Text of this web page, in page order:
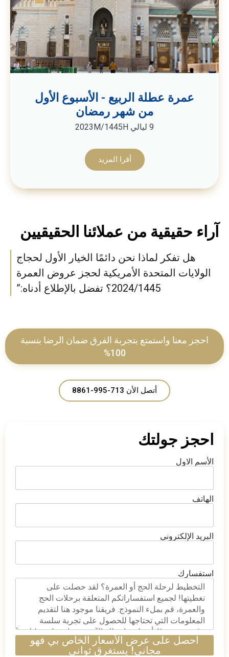
عمرة عطلة الربيع - الأسبوع الأول
من شهر رمضان
9 ليالي 2023M/1445H
أقرا المزيد
آراء حقيقية من عملائنا الحقيقيين
هل تفكر لماذا نحن دائمًا الخيار الأول لحجاج
الولايات المتحدة الأمريكية لحجز عروض العمرة
2024/1445؟ تفضل بالإطلاع أدناه:”
احجز معنا واستمتع بتجربة الفرق ضمان الرضا بنسبة
100%
أتصل الأن 713-995-8861
احجز جولتك
الأسم الاول
الهاتف
البريد الإلكتروني
استفسارك
احصل على عرض الأسعار الخاص بي فهو
مجاني! يستغرق ثواني